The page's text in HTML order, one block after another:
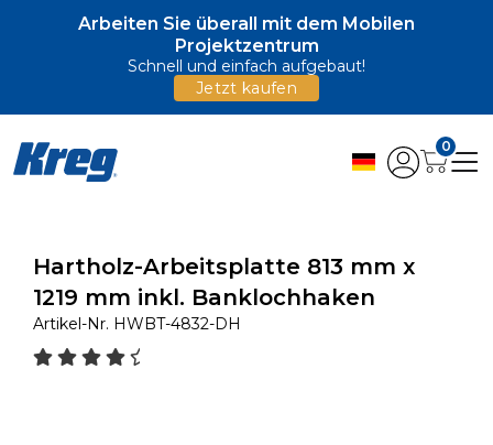
Arbeiten Sie überall mit dem Mobilen
Projektzentrum
Schnell und einfach aufgebaut!
Jetzt kaufen
0
Hartholz-Arbeitsplatte 813 mm x
1219 mm inkl. Banklochhaken
Artikel-Nr. HWBT-4832-DH